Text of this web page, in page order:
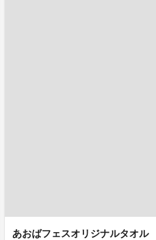
あおばフェスオリジナルタオル